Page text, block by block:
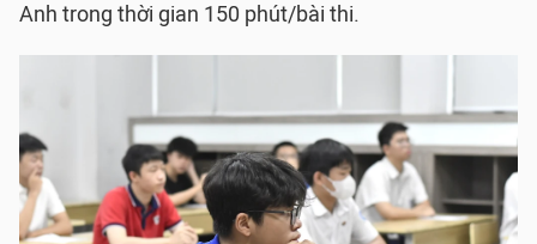
Anh trong thời gian 150 phút/bài thi.